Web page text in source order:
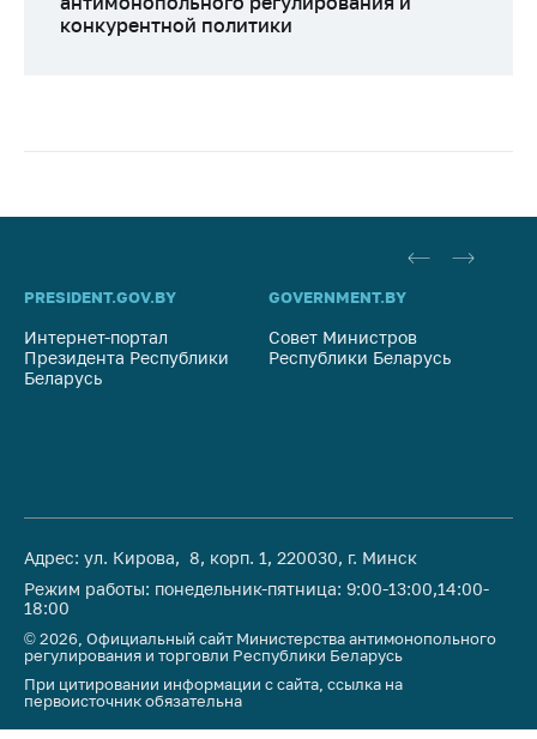
конкурентной политики
PRESIDENT.GOV.BY
Интернет-портал
Президента Республики
Беларусь
GOVERNMENT.BY
Совет Министров
Республики Беларусь
Адрес: ул. Кирова, 8, корп. 1, 220030, г. Минск
Режим работы: понедельник-пятница: 9:00-13:00,14:00-
18:00
© 2026, Официальный сайт Министерства антимонопольного
регулирования и торговли Республики Беларусь
При цитировании информации с сайта, ссылка на
первоисточник обязательна